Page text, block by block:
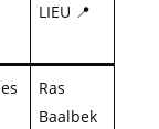
LIEU 📍
Ras
Baalbek